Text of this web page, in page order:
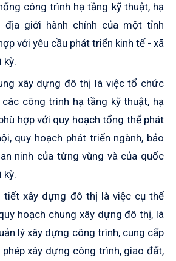
công trình hạ tầng kỹ thuật, hạ
giới hành chính của một tỉnh
với yêu cầu phát triển kinh tế - xã
kỳ.
xây dựng đô thị là việc tổ chức
công trình hạ tầng kỹ thuật, hạ
hợp với quy hoạch tổng thể phát
quy hoạch phát triển ngành, bảo
ninh của từng vùng và của quốc
kỳ.
tiết xây dựng đô thị là việc cụ thể
hoạch chung xây dựng đô thị, là
lý xây dựng công trình, cung cấp
xây dựng công trình, giao đất,